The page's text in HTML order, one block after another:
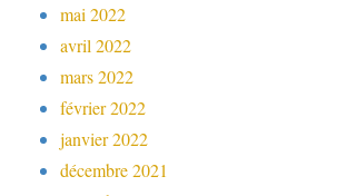
mai 2022
avril 2022
mars 2022
février 2022
janvier 2022
décembre 2021